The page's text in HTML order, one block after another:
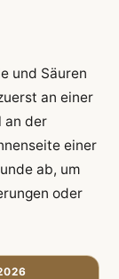
und Säuren
an einer
an der
einer
ab, um
oder